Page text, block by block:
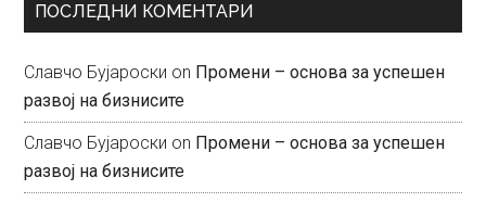
ПОСЛЕДНИ КОМЕНТАРИ
Славчо Бујароски on Промени – основа за успешен
развој на бизнисите
Славчо Бујароски on Промени – основа за успешен
развој на бизнисите